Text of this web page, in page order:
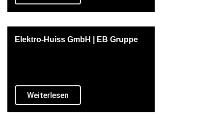
Elektro-Huiss GmbH | EB Gruppe
Weiterlesen